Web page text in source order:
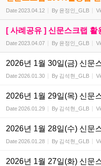
Date2023.04.12 By 윤정인_GLB
[ 사례공유 ] 신문스크랩 활
Date2023.04.07 By 윤정인_GLB
2026년 1월 30일(금) 신문
Date2026.01.30 By 김석현_GLB
2026년 1월 29일(목) 신문
Date2026.01.29 By 김석현_GLB
2026년 1월 28일(수) 신문
Date2026.01.28 By 김석현_GLB
2026년 1월 27일(화) 신문